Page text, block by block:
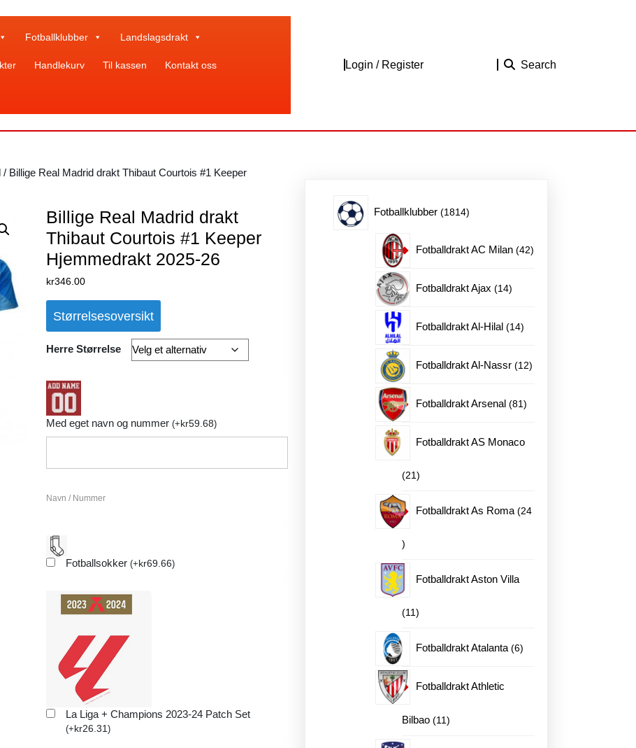
Fotballklubber Landslagsdrakt
Handlekurv Til kassen Kontakt oss Login / RegisterLogin
Search
/ Billige Real Madrid drakt Thibaut Courtois #1 Keeper
Billige Real Madrid drakt
Thibaut Courtois #1 Keeper
Hjemmedrakt 2025-26
kr346.00
Størrelsesoversikt
Herre Størrelse
Med eget navn og nummer(+kr59.68)
Navn / Nummer
Fotballsokker(+kr69.66)
La Liga + Champions 2023-24 Patch Set
(+kr26.31)
Fotballklubber 18141814
Fotballdrakt AC Milan 4242
Fotballdrakt Ajax 1414
Fotballdrakt Al-Hilal 1414
Fotballdrakt Al-Nassr 1212
Fotballdrakt Arsenal 8181
Fotballdrakt AS Monaco
2121
produkter
Fotballdrakt As Roma 24
24
produkter
Fotballdrakt Aston Villa
1111
produkter
Fotballdrakt Atalanta 66
Fotballdrakt Athletic
Bilbao 1111